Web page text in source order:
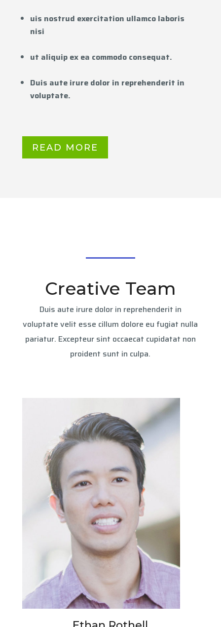
uis nostrud exercitation ullamco laboris
nisi
ut aliquip ex ea commodo consequat.
Duis aute irure dolor in reprehenderit in
voluptate.
READ MORE
Creative Team
Duis aute irure dolor in reprehenderit in
voluptate velit esse cillum dolore eu fugiat nulla
pariatur. Excepteur sint occaecat cupidatat non
proident sunt in culpa.